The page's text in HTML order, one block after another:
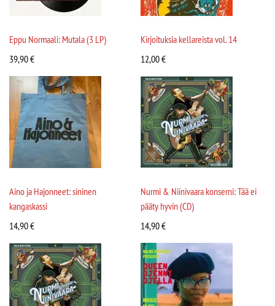
Eppu Normaali: Mutala (3 LP)
39,90€
Kirjoituksia kellareista vol. 14
12,00€
Aino ja Hajonneet: sininen
kangaskassi
14,90€
Nurmi & Niinivaara konserni: Tää ei
pääty hyvin (CD)
14,90€